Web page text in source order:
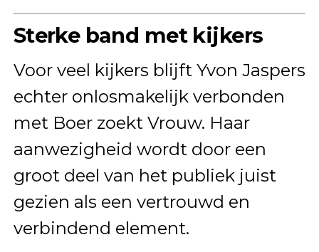
Sterke band met kijkers
Voor veel kijkers blijft Yvon Jaspers
echter onlosmakelijk verbonden
met Boer zoekt Vrouw. Haar
aanwezigheid wordt door een
groot deel van het publiek juist
gezien als een vertrouwd en
verbindend element.